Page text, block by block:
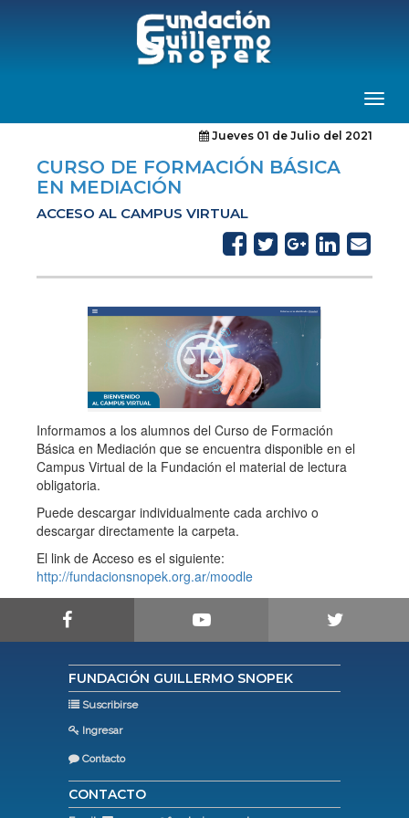
Jueves 01 de Julio del 2021
CURSO DE FORMACIÓN BÁSICA
EN MEDIACIÓN
ACCESO AL CAMPUS VIRTUAL
Informamos a los alumnos del Curso de Formación
Básica en Mediación que se encuentra disponible en el
Campus Virtual de la Fundación el material de lectura
obligatoria.
Puede descargar individualmente cada archivo o
descargar directamente la carpeta.
El link de Acceso es el siguiente:
http://fundacionsnopek.org.ar/moodle
FUNDACIÓN GUILLERMO SNOPEK
Suscribirse
Ingresar
Contacto
CONTACTO